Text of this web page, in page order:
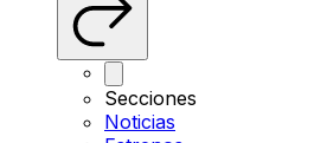
Secciones
Noticias